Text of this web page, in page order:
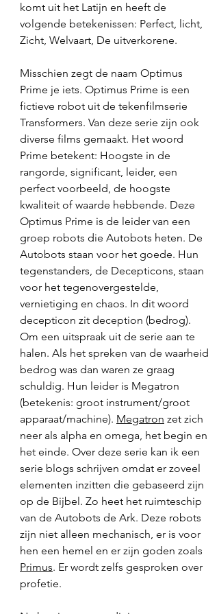
komt uit het Latijn en heeft de
volgende betekenissen: Perfect, licht,
Zicht, Welvaart, De uitverkorene.
Misschien zegt de naam Optimus
Prime je iets. Optimus Prime is een
fictieve robot uit de tekenfilmserie
Transformers. Van deze serie zijn ook
diverse films gemaakt. Het woord
Prime betekent: Hoogste in de
rangorde, significant, leider, een
perfect voorbeeld, de hoogste
kwaliteit of waarde hebbende. Deze
Optimus Prime is de leider van een
groep robots die Autobots heten. De
Autobots staan voor het goede. Hun
tegenstanders, de Decepticons, staan
voor het tegenovergestelde,
vernietiging en chaos. In dit woord
decepticon zit deception (bedrog).
Om een uitspraak uit de serie aan te
halen. Als het spreken van de waarheid
bedrog was dan waren ze graag
schuldig. Hun leider is Megatron
(betekenis: groot instrument/groot
apparaat/machine). Megatron zet zich
neer als alpha en omega, het begin en
het einde. Over deze serie kan ik een
serie blogs schrijven omdat er zoveel
elementen inzitten die gebaseerd zijn
op de Bijbel. Zo heet het ruimteschip
van de Autobots de Ark. Deze robots
zijn niet alleen mechanisch, er is voor
hen een hemel en er zijn goden zoals
Primus. Er wordt zelfs gesproken over
profetie.